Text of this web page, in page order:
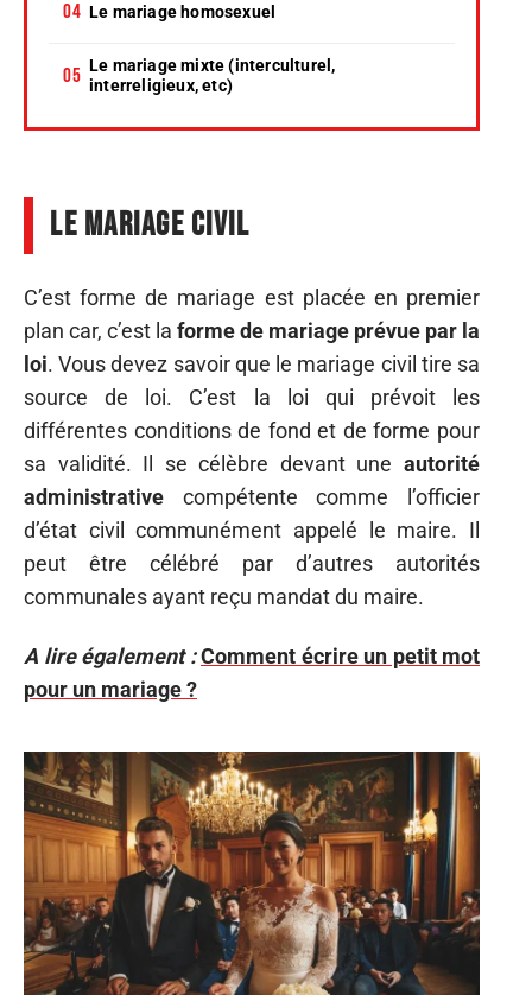
Le mariage homosexuel
Le mariage mixte (interculturel,
interreligieux, etc)
Le mariage civil
C’est forme de mariage est placée en premier
plan car, c’est la forme de mariage prévue par la
loi. Vous devez savoir que le mariage civil tire sa
source de loi. C’est la loi qui prévoit les
différentes conditions de fond et de forme pour
sa validité. Il se célèbre devant une autorité
administrative compétente comme l’officier
d’état civil communément appelé le maire. Il
peut être célébré par d’autres autorités
communales ayant reçu mandat du maire.
A lire également : Comment écrire un petit mot
pour un mariage ?